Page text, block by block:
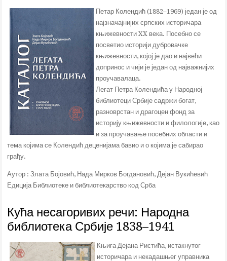
Петар Колендић (1882–1969) један је од
најзначајнијих српских историчара
књижевности XX века. Посебно се
посветио историји дубровачке
књижевности, којој је дао и највећи
допринос и чији је један од најважнијих
проучавалаца.
Легат Петра Колендића у Народној
библиотеци Србије садржи богат,
разноврстан и драгоцен фонд за
историју књижевности и филологије, као
и за проучавање посебних области и
тема којима се Колендић деценијама бавио и о којима је сабирао
грађу.
Аутор : Злата Бојовић, Нада Мирков Богдановић, Дејан Вукићевић
Едиција Библиотеке и библиотекарство код Срба
Кућа несагоривих речи: Народна
библиотека Србије 1838–1941
Књига Дејана Ристића, истакнутог
историчара и некадашњег управника